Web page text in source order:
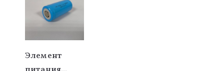
Элемент
питания